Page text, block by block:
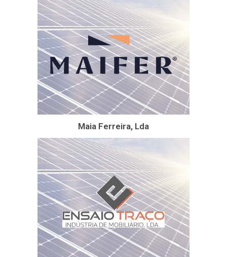
Maia Ferreira, Lda